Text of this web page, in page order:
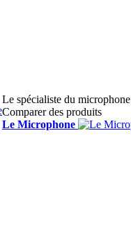
Le spécialiste du microphone
Comparer des produits
Le Microphone